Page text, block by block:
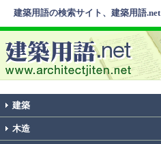
建築用語の検索サイト、建築用語.net
建築
木造